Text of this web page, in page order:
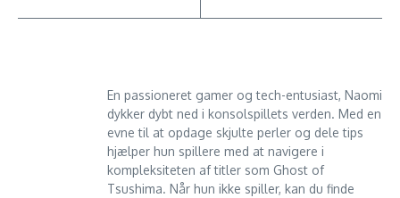
En passioneret gamer og tech-entusiast, Naomi
dykker dybt ned i konsolspillets verden. Med en
evne til at opdage skjulte perler og dele tips
hjælper hun spillere med at navigere i
kompleksiteten af titler som Ghost of
Tsushima. Når hun ikke spiller, kan du finde